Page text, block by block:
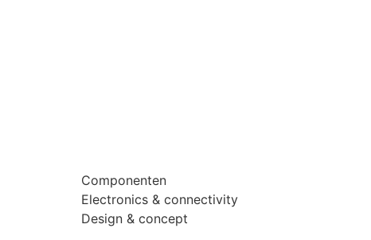
Componenten
Electronics & connectivity
Design & concept